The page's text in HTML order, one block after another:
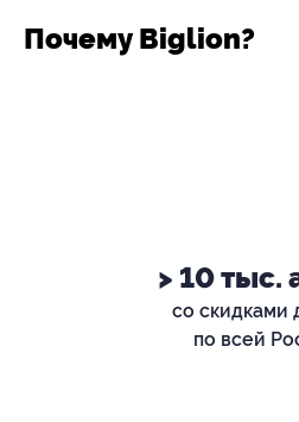
Почему Biglion?
> 10 тыс.
со скидками
по всей